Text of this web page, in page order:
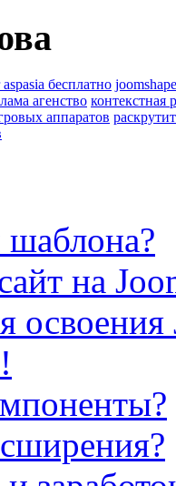
бесплатно
агенство контекстная
аппаратов
шаблона?
на
освоения